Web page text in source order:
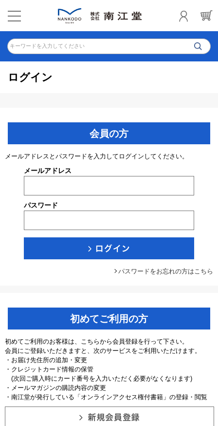
キーワードを入力してください
ログイン
会員の方
メールアドレスとパスワードを入力してログインしてください。
メールアドレス
パスワード
パスワードをお忘れの方はこちら
初めてご利用の方
初めてご利用のお客様は、こちらから会員登録を行って下さい。
会員にご登録いただきますと、次のサービスをご利用いただけます。
・お届け先住所の追加・変更
・クレジットカード情報の保管
(次回ご購入時にカード番号を入力いただく必要がなくなります)
・メールマガジンの購読内容の変更
・南江堂が発行している「オンラインアクセス権付書籍」の登録・閲覧